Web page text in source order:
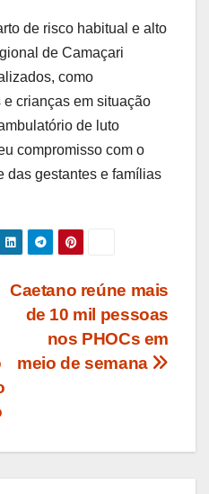
de risco habitual e alto
de Camaçari
como
crianças em situação
de luto
compromisso com o
das gestantes e famílias
Caetano reúne mais
de 10 mil pessoas
nos PHOCs em
meio de semana